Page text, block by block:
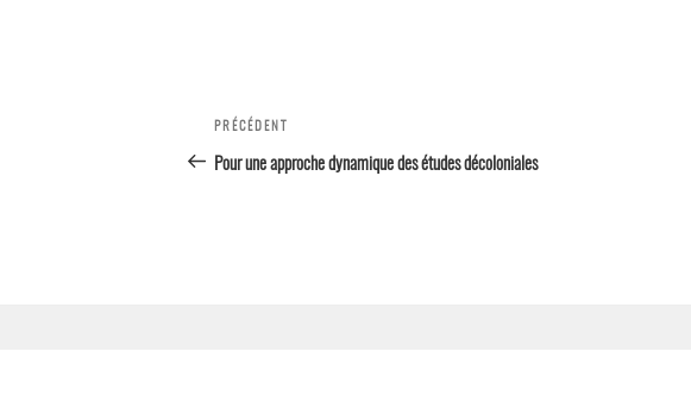
Navigation
de l’article
Article
précédent
PRÉCÉDENT
Pour une approche dynamique des études décoloniales